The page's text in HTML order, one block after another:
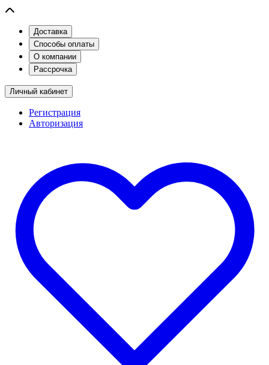
Доставка
Способы оплаты
О компании
Рассрочка
Личный кабинет
Регистрация
Авторизация